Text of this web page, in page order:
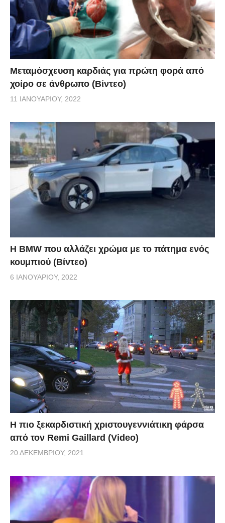
Μεταμόσχευση καρδιάς για πρώτη φορά από
χοίρο σε άνθρωπο (Βίντεο)
11 ΙΑΝΟΥΑΡΊΟΥ, 2022
Η BMW που αλλάζει χρώμα με το πάτημα ενός
κουμπιού (Βίντεο)
6 ΙΑΝΟΥΑΡΊΟΥ, 2022
Η πιο ξεκαρδιστική χριστουγεννιάτικη φάρσα
από τον Remi Gaillard (Video)
20 ΔΕΚΕΜΒΡΊΟΥ, 2021